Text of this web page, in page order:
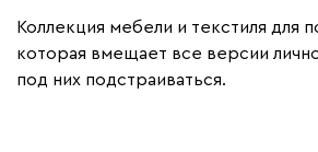
Коллекция мебели и текстиля для
которая вмещает все версии
под них подстраиваться.